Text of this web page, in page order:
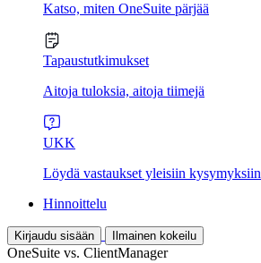
Katso, miten OneSuite pärjää
Tapaustutkimukset
Aitoja tuloksia, aitoja tiimejä
UKK
Löydä vastaukset yleisiin kysymyksiin
Hinnoittelu
Kirjaudu sisään Ilmainen kokeilu
OneSuite vs. ClientManager